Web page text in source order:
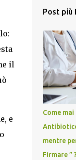
il
e
Post più
Come
mentre
Firmare ” ?